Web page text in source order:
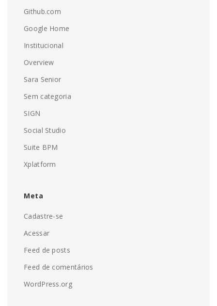
Github.com
Google Home
Institucional
Overview
Sara Senior
Sem categoria
SIGN
Social Studio
Suite BPM
Xplatform
Meta
Cadastre-se
Acessar
Feed de posts
Feed de comentários
WordPress.org